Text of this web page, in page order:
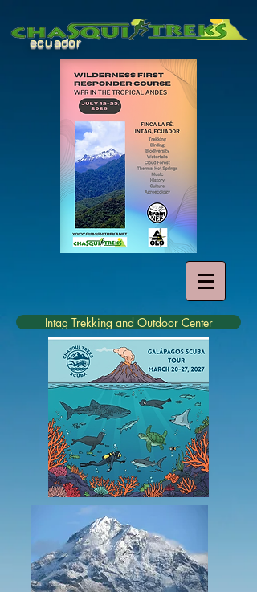
ecuador
Intag Trekking and Outdoor Center
Iniciar sesión